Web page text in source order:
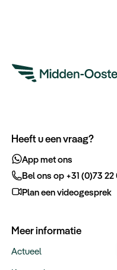
Dubai
Heeft u een vraag?
App met ons
Bel ons op +31 (0)73
Plan een videogesprek
Meer informatie
Actueel